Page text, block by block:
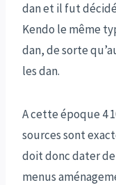
dan et il fut
Kendo le même
dan, de sorte
les dan.
A cette époque 4
sources sont
doit donc dater
menus